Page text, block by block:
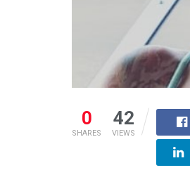
0
SHARES
42
VIEWS